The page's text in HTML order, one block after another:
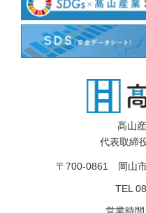
髙山
代表取締
〒700-0861 岡山
TEL